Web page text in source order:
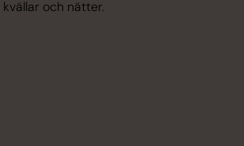
och nätter.